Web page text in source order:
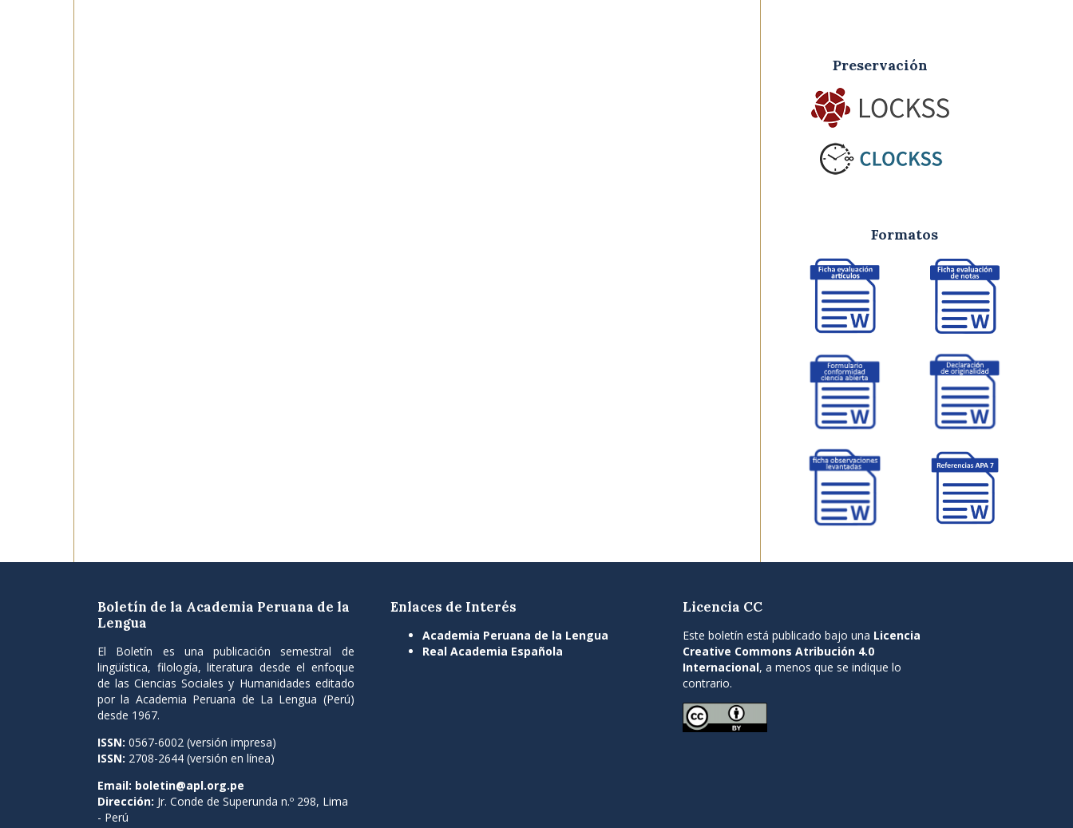
Preservación
Formatos
Boletín de la Academia Peruana de la
Lengua
El Boletín es una publicación semestral de
lingüística, filología, literatura desde el enfoque
de las Ciencias Sociales y Humanidades editado
por la Academia Peruana de La Lengua (Perú)
desde 1967.
ISSN: 0567-6002 (versión impresa)
ISSN: 2708-2644 (versión en línea)
Email: boletin@apl.org.pe
Dirección: Jr. Conde de Superunda n.º 298, Lima
- Perú
Enlaces de Interés
Academia Peruana de la Lengua
Real Academia Española
Licencia CC
Este boletín está publicado bajo una Licencia
Creative Commons Atribución 4.0
Internacional, a menos que se indique lo
contrario.